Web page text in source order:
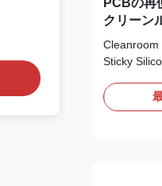
PCBの再
クリーン
ー
Cleanroom
Sticky
Vinyl
Handle *It